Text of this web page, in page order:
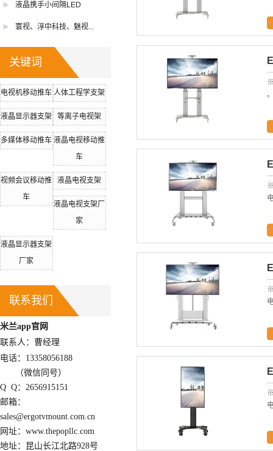
液晶携手小间隔LED
寰视、淳中科技、魅视...
关键词
电视机移动推车 人体工程学支架
液晶显示器支架 等离子电视架
多媒体移动推车 液晶电视移动推
车
视频会议移动推
车
液晶电视支架
液晶电视支架厂
家
液晶显示器支架
厂家
联系我们
米兰app官网
联系人：曹经理
电话：13358056188
（微信同号）
Q Q：2656915151
邮箱：
sales@ergotvmount.com.cn
网址：www.thepopllc.com
地址：昆山长江北路928号
※
※
※
※